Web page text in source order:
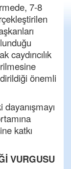
7-8
caydırıcılık
önemli
katkı
VURGUSU